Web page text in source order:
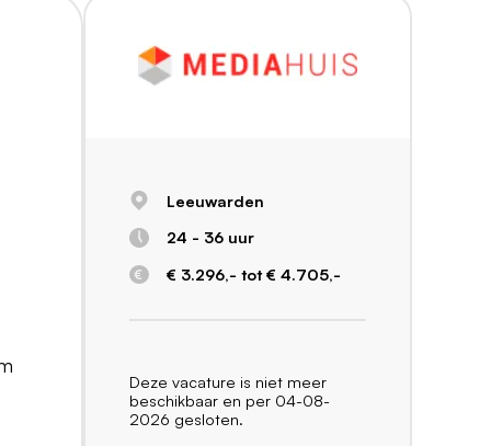
Leeuwarden
24 - 36 uur
€ 3.296,- tot € 4.705,-
Deze vacature is niet meer
beschikbaar en per 04-08-
2026 gesloten.